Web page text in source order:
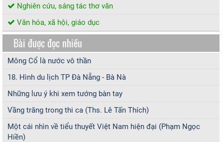
Nghiên cứu, sáng tác thơ văn
Văn hóa, xã hội, giáo dục
Bài được đọc nhiều
Mông Cổ là nước vô thần
18. Hình du lịch TP Đà Nẵng - Bà Nà
Những lưu ý khi xem tướng bàn tay
Vầng trăng trong thi ca (Ths. Lê Tấn Thích)
Một cái nhìn về tiểu thuyết Việt Nam hiện đại (Phạm Ngọc
Hiền)